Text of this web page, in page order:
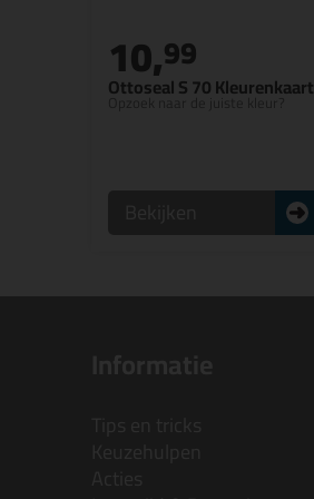
Ottoseal S 70 Kleurenkaart
Opzoek naar de juiste kleur?
10,99